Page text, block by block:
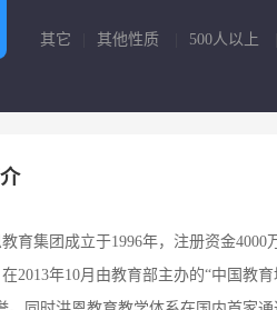
其它 其他性质 500人以上
育集团成立于1996年，注册资金
2013年10月由教育部主办的“中国教